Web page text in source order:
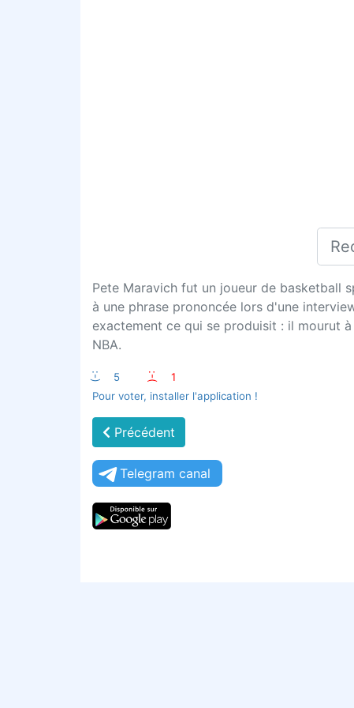
Pete Maravich fut un joueur de basketball
à une phrase prononcée lors d'une
exactement ce qui se produisit : il mourut
NBA.
:-) 5 :-(
1
Pour voter, installer l'application !
Précédent
Telegram canal